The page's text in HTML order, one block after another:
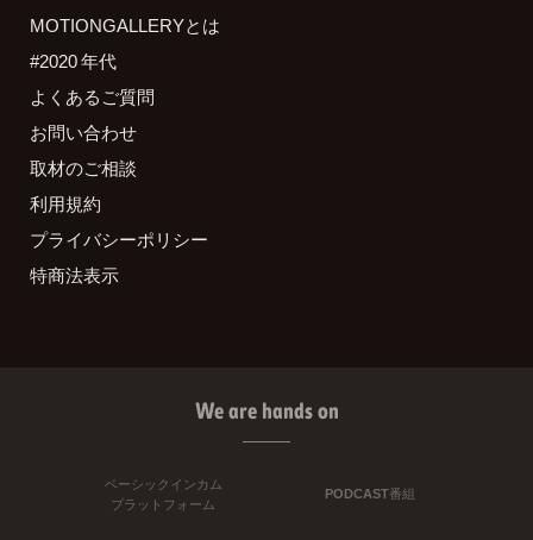
MOTIONGALLERYとは
#2020 年代
よくあるご質問
お問い合わせ
取材のご相談
利用規約
プライバシーポリシー
特商法表示
We are hands on
ベーシックインカム
プラットフォーム
PODCAST番組